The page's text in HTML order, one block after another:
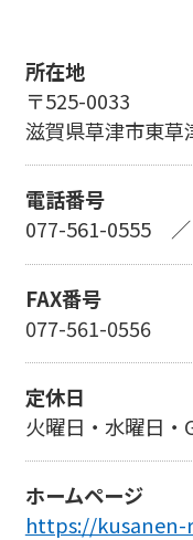
所在地
〒525-0033
滋賀県草津市東草
電話番号
077-561-0555
FAX番号
077-561-0556
定休日
火曜日・水曜日・
ホームページ
https://kusanen-